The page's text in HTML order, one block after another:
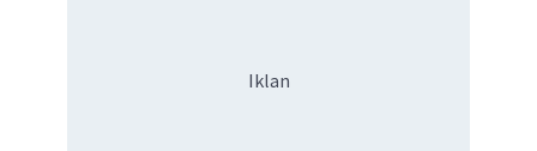
Iklan